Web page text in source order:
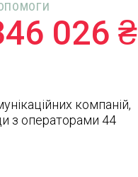
026 ₴
компаній,
з операторами 44